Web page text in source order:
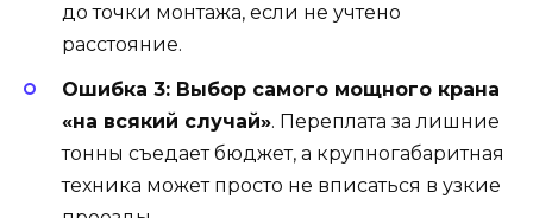
до точки монтажа, если не учтено
расстояние.
Ошибка 3: Выбор самого мощного крана
«на всякий случай». Переплата за лишние
тонны съедает бюджет, а крупногабаритная
техника может просто не вписаться в узкие